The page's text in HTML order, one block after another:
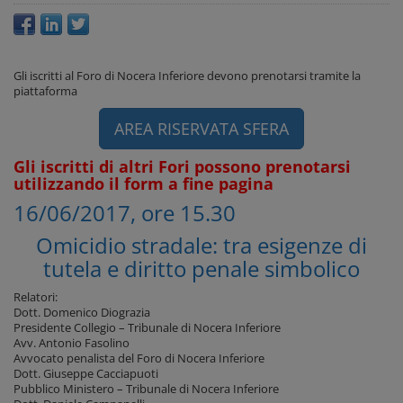
Gli iscritti al Foro di Nocera Inferiore devono prenotarsi tramite la
piattaforma
AREA RISERVATA SFERA
Gli iscritti di altri Fori possono prenotarsi
utilizzando il form a fine pagina
16/06/2017, ore 15.30
Omicidio stradale: tra esigenze di
tutela e diritto penale simbolico
Relatori:
Dott. Domenico Diograzia
Presidente Collegio – Tribunale di Nocera Inferiore
Avv. Antonio Fasolino
Avvocato penalista del Foro di Nocera Inferiore
Dott. Giuseppe Cacciapuoti
Pubblico Ministero – Tribunale di Nocera Inferiore